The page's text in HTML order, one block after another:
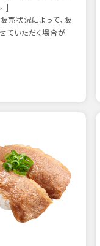
]
売状況によって、販
ていただく場合が